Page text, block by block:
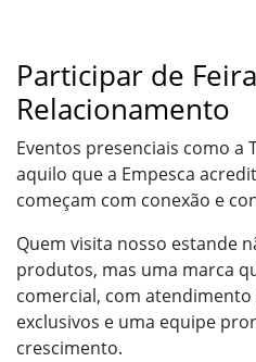
Participar de
Relacionamento
Eventos presenciais como a
aquilo que a Empesca
começam com conexão e
Quem visita nosso estande
produtos, mas uma marca
comercial, com
exclusivos e uma equipe
crescimento.